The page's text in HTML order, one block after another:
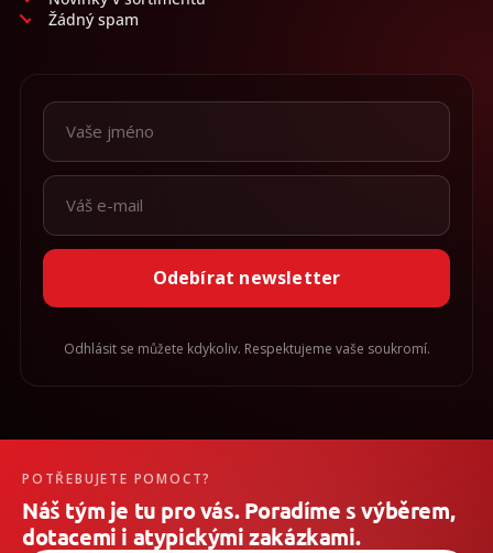
Žádný spam
Odebírat newsletter
Odhlásit se můžete kdykoliv. Respektujeme vaše soukromí.
POTŘEBUJETE POMOCT?
Náš tým je tu pro vás. Poradíme s výběrem,
dotacemi i atypickými zakázkami.